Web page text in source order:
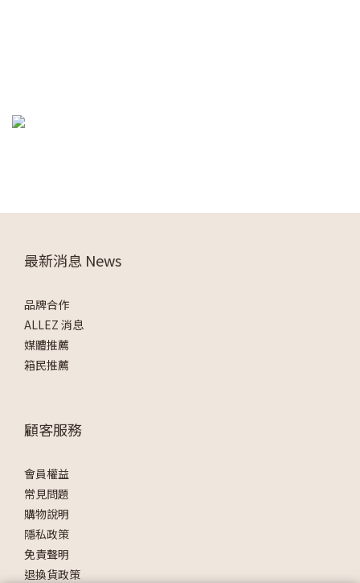
最新消息 News
品牌合作
ALLEZ 消息
媒體推薦
箱民推薦
顧客服務
會員權益
常見問題
購物說明
隱私政策
免責聲明
退換貨政策